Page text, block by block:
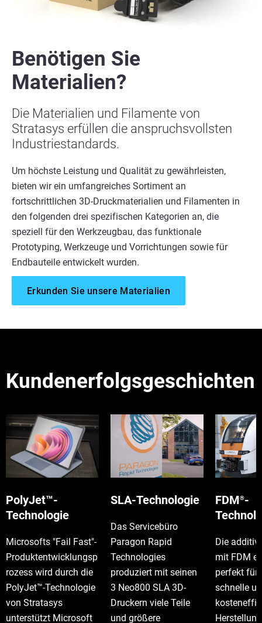
Benötigen Sie
Materialien?
Die Materialien und Filamente von
Stratasys erfüllen die anspruchsvollsten
Industriestandards.
Um höchste Leistung und Qualität zu gewährleisten,
bieten wir ein umfangreiches Sortiment an
fortschrittlichen 3D-Druckmaterialien und Filamenten in
den folgenden drei spezifischen Kategorien an, die
speziell für den Werkzeugbau, das funktionale
Prototyping, Werkzeuge und Vorrichtungen sowie für
Endbauteile entwickelt wurden.
Erkunden Sie unsere Materialien
Kundenerfolgsgeschichten
PolyJet™-
Technologie
Microsofts "Fail Fast"-
Produktentwicklungsp
rozess wird durch die
PolyJet™-Technologie
von Stratasys
unterstützt Microsoft
SLA-Technologie
Das Servicebüro
Paragon Rapid
Technologies
produziert mit seinen
3 Neo800 SLA 3D-
Druckern viele Teile
und größere
FDM®-
Die
mit FDM
perfekt für
schnelle